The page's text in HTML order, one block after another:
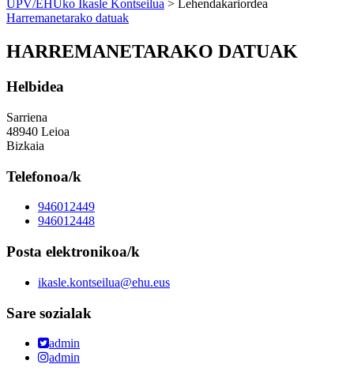
UPV/EHUko Ikasle Kontseilua > Lehendakariordea
Harremanetarako datuak
HARREMANETARAKO DATUAK
Helbidea
Sarriena
48940 Leioa
Bizkaia
Telefonoa/k
946012449
946012448
Posta elektronikoa/k
ikasle.kontseilua@ehu.eus
Sare sozialak
admin
admin